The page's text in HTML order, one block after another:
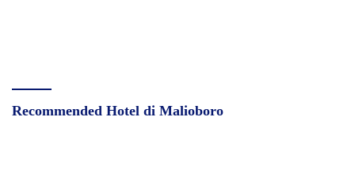
Recommended Hotel di Malioboro